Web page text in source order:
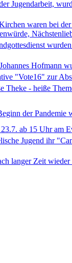
Jugendarbeit,
waren bei
Hofmann
"Vote16" zur
Theke - heiße
der Pandemie
ab 15 Uhr am
Jugend ihr
langer Zeit